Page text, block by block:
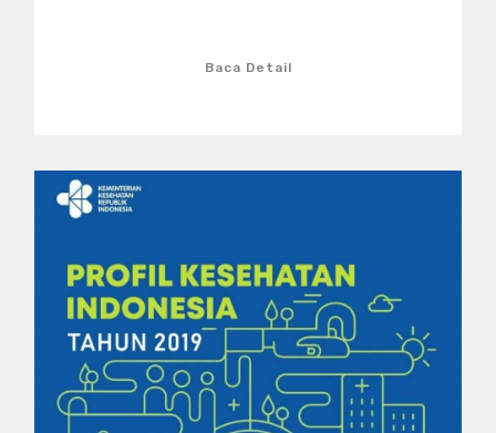
Baca Detail